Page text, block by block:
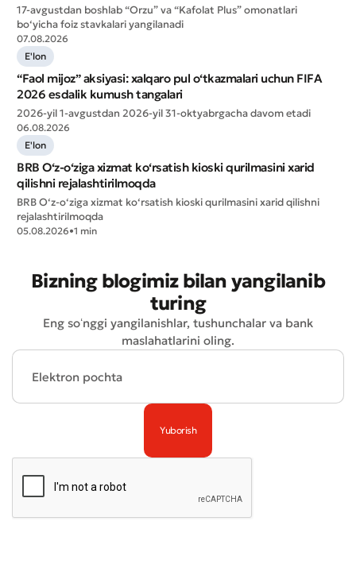
Xizmat sifatini baholang
Yuborish
* Barcha maydonlar to'ldirilishi shart
17-avgustdan boshlab “Orzu” va “Kafolat Plus” omonatlari
bo‘yicha foiz stavkalari yangilanadi
07.08.2026
E'lon
“Faol mijoz” aksiyasi: xalqaro pul o‘tkazmalari uchun FIFA
2026 esdalik kumush tangalari
2026-yil 1-avgustdan 2026-yil 31-oktyabrgacha davom etadi
06.08.2026
E'lon
BRB O‘z-o‘ziga xizmat ko‘rsatish kioski qurilmasini xarid
qilishni rejalashtirilmoqda
BRB O‘z-o‘ziga xizmat ko‘rsatish kioski qurilmasini xarid qilishni
rejalashtirilmoqda
05.08.2026•1 min
Bizning blogimiz bilan yangilanib
turing
Eng soʻnggi yangilanishlar, tushunchalar va bank
maslahatlarini oling.